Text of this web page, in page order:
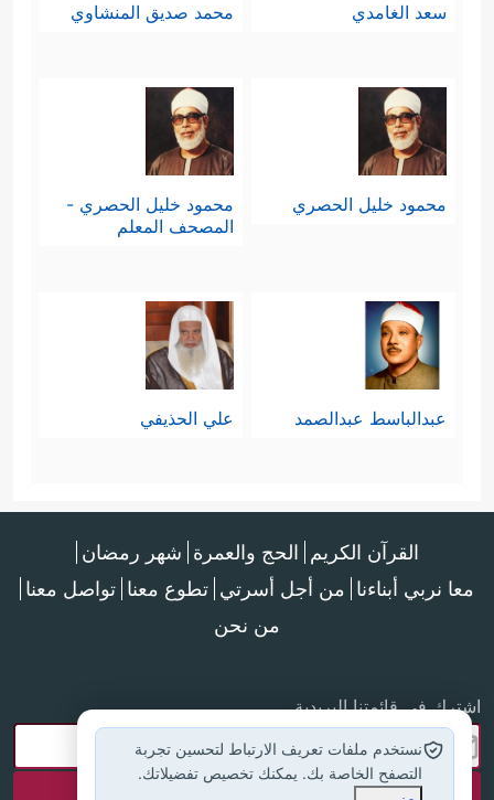
سعد الغامدي محمد صديق المنشاوي
محمود خليل الحصري
محمود خليل الحصري -
المصحف المعلم
عبدالباسط عبدالصمد علي الحذيفي
القرآن الكريم الحج والعمرة شهر رمضان
معا نربي أبناءنا من أجل أسرتي تطوع معنا تواصل معنا
من نحن
اشترك في قائمتنا البريدية
نستخدم ملفات تعريف الارتباط لتحسين تجربة
التصفح الخاصة بك. يمكنك تخصيص تفضيلاتك.